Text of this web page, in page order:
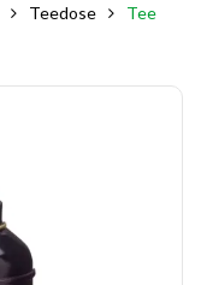
Teedose
Tee